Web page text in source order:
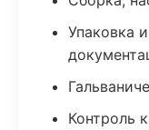
Упаковка
Контроль